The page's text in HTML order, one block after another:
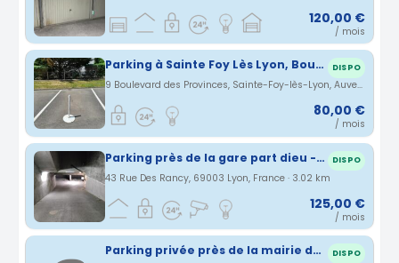
120,00 €
/ mois
Parking à Sainte Foy Lès Lyon, Boulevard des provinces DISPO
9 Boulevard des Provinces, Sainte-Foy-lès-Lyon, Auvergne-Rhône-Alpes, France · 3.02 km
80,00 €
/ mois
Parking près de la gare part dieu - Lyon 3eme DISPO
43 Rue Des Rancy, 69003 Lyon, France · 3.02 km
125,00 €
/ mois
Parking privée près de la mairie du 8ème DISPO